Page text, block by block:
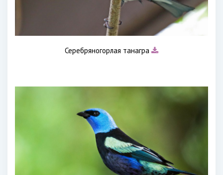
Серебряногорлая танагра